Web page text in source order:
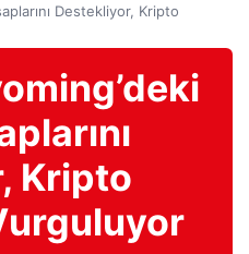
Destekliyor, Kripto
Kripto